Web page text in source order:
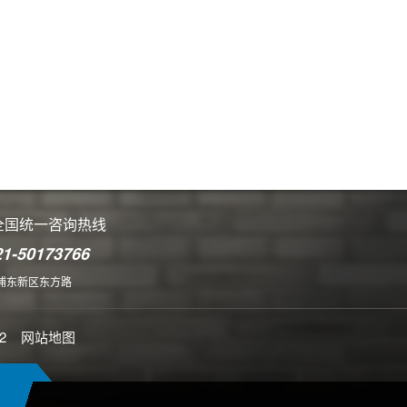
国统一咨询热线
50173766
东新区东方路
网站地图